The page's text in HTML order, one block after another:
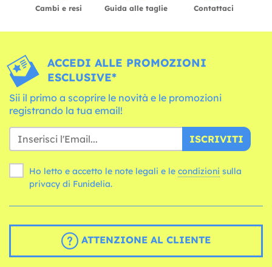
Cambi e resi Guida alle taglie Contattaci
ACCEDI ALLE PROMOZIONI
ESCLUSIVE*
Sii il primo a scoprire le novità e le promozioni
registrando la tua email!
ISCRIVITI
Ho letto e accetto le note legali e le condizioni
privacy di Funidelia.
ATTENZIONE AL CLIENTE